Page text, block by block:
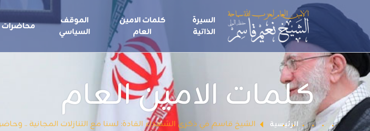
السيرة
الذاتية
كلمات الامين
العام
الموقف
السياسي
محاضرات
كلمات الامين العام
الرئيسية الشيخ قاسم في ذكرى الشهداء القادة: لسنا مع التنازلات المجانية ..